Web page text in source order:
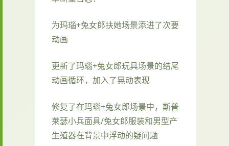
为玛瑙+兔女郎扶她场景添进了次要
动画
更新了玛瑙+兔女郎玩具场景的结尾
动画循环，加入了晃动表现
修复了在玛瑙+兔女郎场景中，斯普
莱瑟小兵面具/兔女郎服装和男型产
生殖器在背景中浮动的疑问题